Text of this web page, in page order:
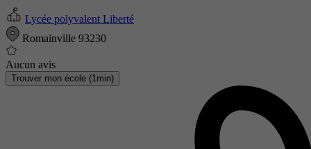
Lycée polyvalent Liberté
Romainville 93230
Aucun avis
Trouver mon école (1min)